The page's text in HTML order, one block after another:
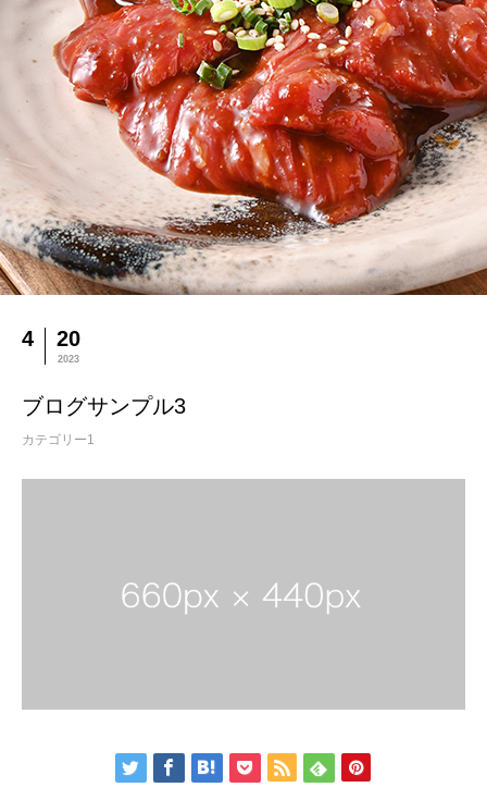
BLOG
ブログ
ブログ カテゴリー1 ブログサンプル3
4 20
2023
ブログサンプル3
カテゴリー1